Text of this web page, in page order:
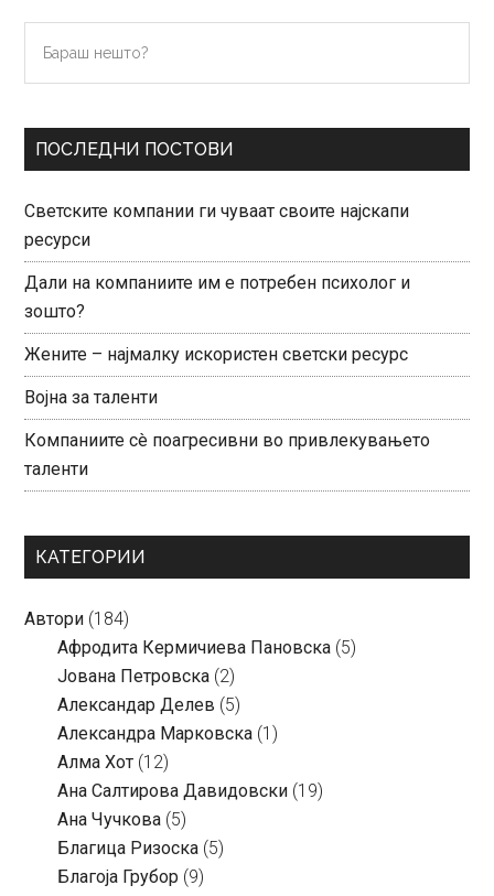
Primary
Sidebar
нешто?
ПОСЛЕДНИ ПОСТОВИ
Светските компании ги чуваат своите најскапи
ресурси
Дали на компаниите им е потребен психолог и
зошто?
Жените – најмалку искористен светски ресурс
Војна за таленти
Компаниите сè поагресивни во привлекувањето
таленти
КАТЕГОРИИ
Автори (184)
Aфродита Кермичиева Пановска (5)
Јована Петровска (2)
Александар Делев (5)
Александра Марковска (1)
Алма Хот (12)
Ана Салтирова Давидовски (19)
Ана Чучкова (5)
Благица Ризоска (5)
Благоја Грубор (9)